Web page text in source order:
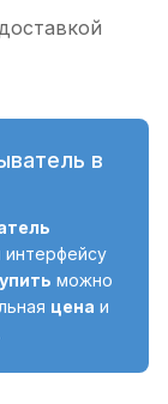
в
интерфейсу
можно
цена и